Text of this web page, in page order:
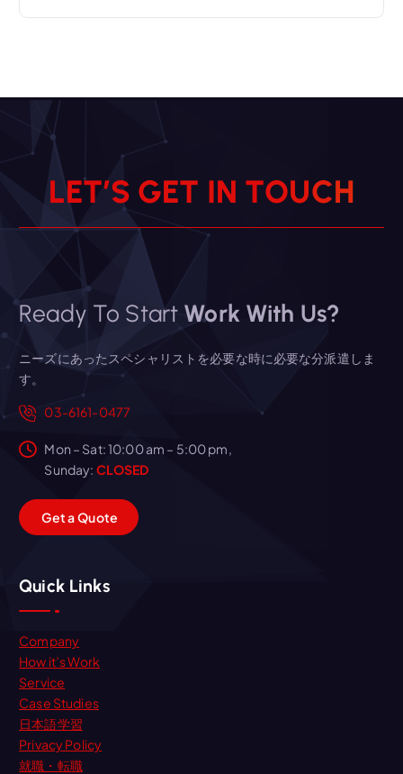
LET’S GET IN TOUCH
Ready To Start Work With Us?
ニーズにあったスペシャリストを必要な時に必要な分派遣しま
す。
03-6161-0477
Mon – Sat: 10:00 am – 5:00 pm,
Sunday: CLOSED
GetaQuote
Quick Links
Company
How it’s Work
Service
Case Studies
日本語学習
Privacy Policy
就職・転職